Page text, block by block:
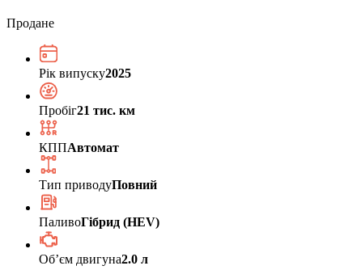
Продане
Рік випуску2025
Пробіг21 тис. км
КППАвтомат
Тип приводуПовний
ПаливоГібрид (HEV)
Обʼєм двигуна2.0 л